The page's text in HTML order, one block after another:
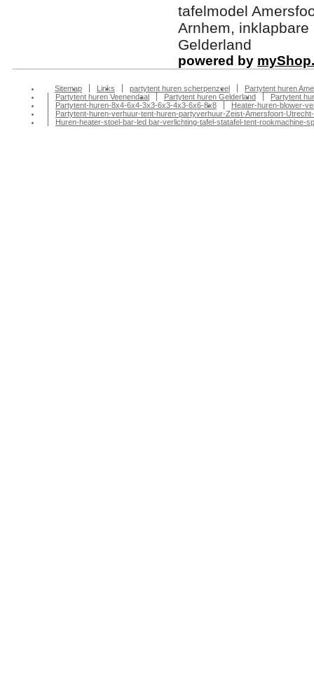
tafelmodel
Arnhem,
Gelderland
powered by
Sitemap Links partytent huren scherpenzeel
Partytent huren
Partytent huren Veenendaal
Partytent huren Gelderland
Partytent
Partytent-huren-8x4-6x4-3x3-6x3-4x3-6x6-8x8
Heater-huren-blower-
Partytent-huren-verhuur-tent-huren-partyverhuur-Zeist-Amersfoort-
Huren-heater-stoel-bar-led bar-verlichting-tafel-statafel-tent-